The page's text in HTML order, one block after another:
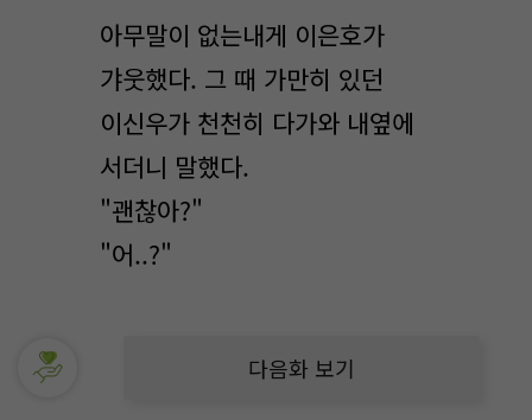
아무말이 없는내게 이은호가
갸웃했다. 그 때 가만히 있던
이신우가 천천히 다가와 내옆에
서더니 말했다.
"괜찮아?"
"어..?"
다음화 보기